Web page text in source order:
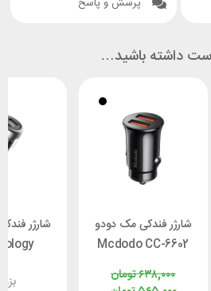
داشته باشید…
شارژر فندکی مک دودو
Mcdodo CC-6602
تومان۶۳۸,۰۰۰
شارژر